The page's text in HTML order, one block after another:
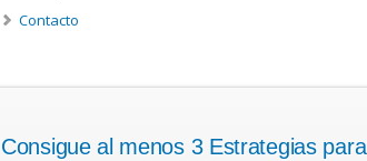
Contacto
Consigue al menos 3 Estrategias